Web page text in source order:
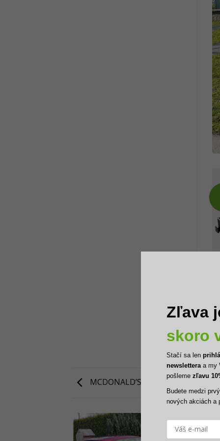
MCDONALD’S, BENÁTKY NAD
Zľava
skoro
Stačí sa len
newsletteraa my
pošleme zľavu
Budete medzi
nových akciách a